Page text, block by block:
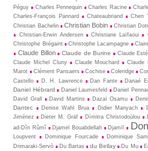
Péguy
Charles Pennequin Charles Racine
Charles-François Pannard
Chateaubriand Chen
Christian Bachelin
Christian Bobin Christian
Christian-Erwin Andersen
Christiane Laïfaoui
Christophe Brégaint
Christophe Lacampagne
Claude Billon Claude de Burine Claude
Claude Michel Cluny Claude Mouchard Claude
Marot
Clément Pansaers Cochise Coleridge
Castello
D. H. Lawrence Dan Fante Danaé
Daniel Hébrard Daniel Laumesfeld Daniel
David Grall
David Martins Dazaï Osamu
Dantec
Denise Wahl Brua Didier Manyach
Jiménez
Dieter M. Gräf Dìmitra Christodoùlou
ad-Dîn Rûmî
Djamel Bouabdellah Djamīl
Loupvent
Dominique Fourcade Dominique
Drimaraki-Servò
Du Bartas du Bellay Du Mu